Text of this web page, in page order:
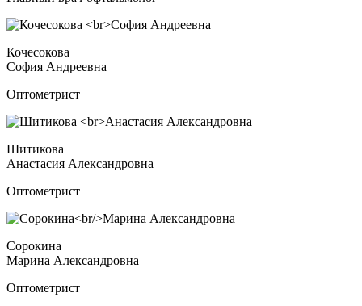
Кочесокова
София Андреевна
Оптометрист
Шитикова
Анастасия Александровна
Оптометрист
Сорокина
Марина Александровна
Оптометрист